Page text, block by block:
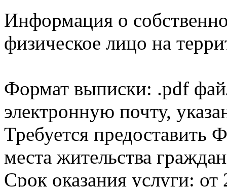
Информация о
физическое лицо на
Формат выписки: .pdf
электронную почту,
Требуется
места жительства
Срок оказания услуги: от